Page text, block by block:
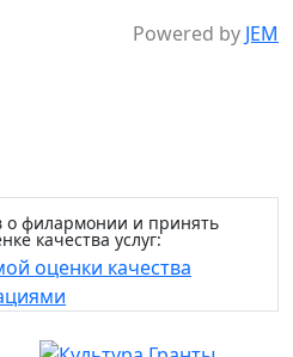
Powered by JEM
о филармонии и принять
качества услуг: